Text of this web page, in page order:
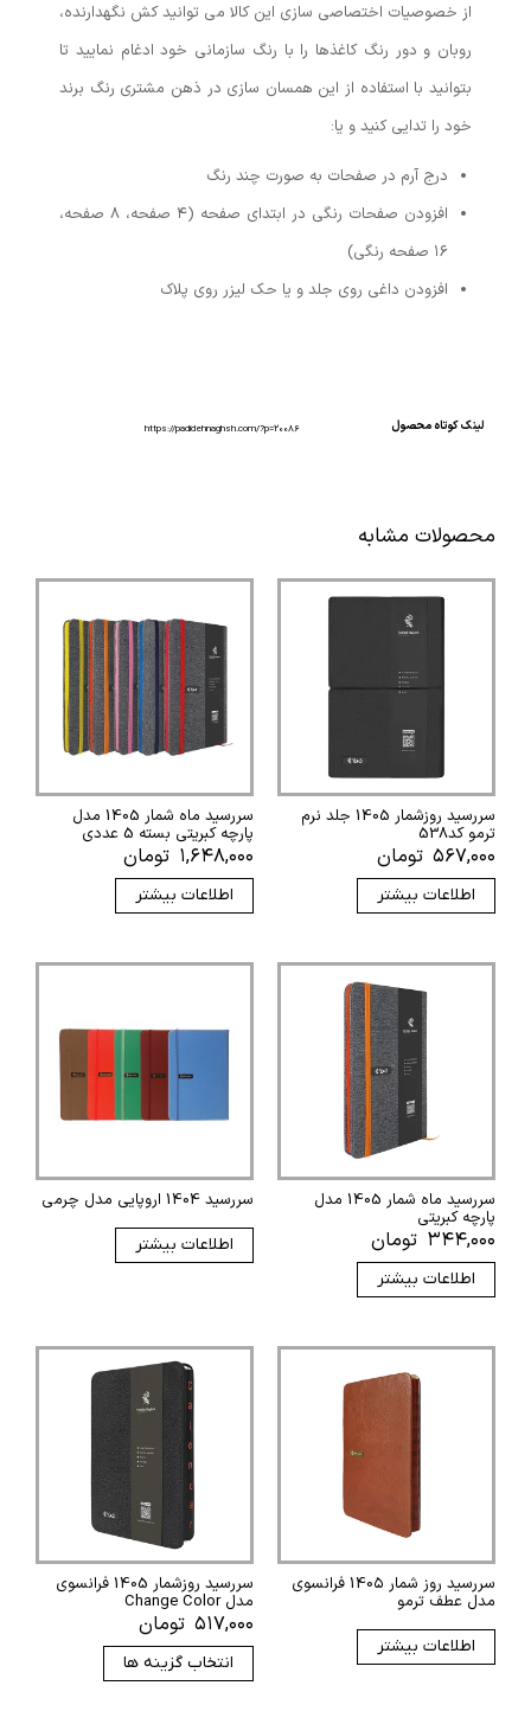
از خصوصیات اختصاصی سازی این کالا می توانید کش نگهدارنده،
روبان و دور رنگ کاغذها را با رنگ سازمانی خود ادغام نمایید تا
بتوانید با استفاده از این همسان سازی در ذهن مشتری رنگ برند
خود را تدایی کنید و یا:
درج آرم در صفحات به صورت چند رنگ
افزودن صفحات رنگی در ابتدای صفحه (۴ صفحه، ۸ صفحه،
۱۶ صفحه رنگی)
افزودن داغی روی جلد و یا حک لیزر روی پلاک
لینک کوتاه محصول https://padidehnaghsh.com/?p=20086
محصولات مشابه
سررسید روزشمار 1405 جلد نرم
ترمو کد538
۵۶۷,۰۰۰ تومان
اطلاعات بیشتر
سررسید ماه شمار 1405 مدل
پارچه کبریتی بسته 5 عددی
۱,۶۴۸,۰۰۰ تومان
اطلاعات بیشتر
سررسید ماه شمار 1405 مدل
پارچه کبریتی
۳۴۴,۰۰۰ تومان
اطلاعات بیشتر
سررسید 1404 اروپایی مدل چرمی
اطلاعات بیشتر
سررسید روز شمار 140۵ فرانسوی
مدل عطف ترمو
اطلاعات بیشتر
سررسید روزشمار 1405 فرانسوی
مدل Change Color
۵۱۷,۰۰۰ تومان
انتخاب گزینه ها